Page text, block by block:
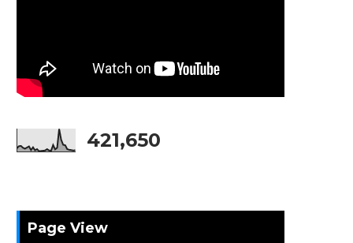
421,650
Page View